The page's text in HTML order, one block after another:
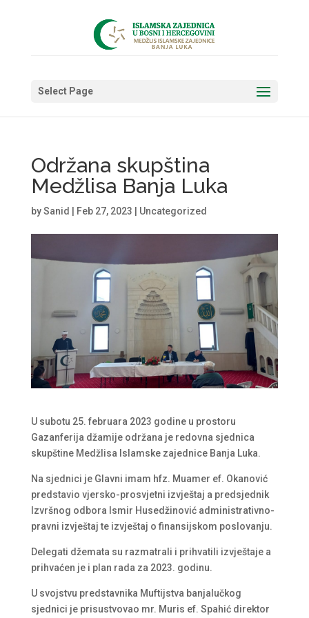
Select Page
Održana skupština
Medžlisa Banja Luka
bySanid Feb 27, 2023 Uncategorized
U subotu 25. februara 2023 godine u prostoru
Gazanferija džamije održana je redovna sjednica
skupštine Medžlisa Islamske zajednice Banja Luka.
Na sjednici je Glavni imam hfz. Muamer ef. Okanović
predstavio vjersko-prosvjetni izvještaj a predsjednik
Izvršnog odbora Ismir Husedžinović administrativno-
pravni izvještaj te izvještaj o finansijskom poslovanju.
Delegati džemata su razmatrali i prihvatili izvještaje a
prihvaćen je i plan rada za 2023. godinu.
U svojstvu predstavnika Muftijstva banjalučkog
sjednici je prisustvovao mr. Muris ef. Spahić direktor